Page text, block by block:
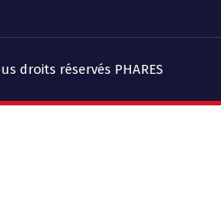
droits réservés PHARES